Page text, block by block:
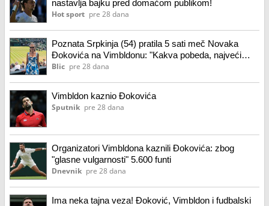
nastavlja bajku pred domaćom publikom!
Hot sport pre 28 dana
Poznata Srpkinja (54) pratila 5 sati meč Novaka
Đokovića na Vimbldonu: "Kakva pobeda, najveći
svih vremena", na sebi ima 12.000 evra (foto)
Blic pre 28 dana
Vimbldon kaznio Đokovića
Sputnik pre 28 dana
Organizatori Vimbldona kaznili Đokovića: zbog
"glasne vulgarnosti" 5.600 funti
Dnevnik pre 28 dana
Ima neka tajna veza! Đoković, Vimbldon i fudbalski